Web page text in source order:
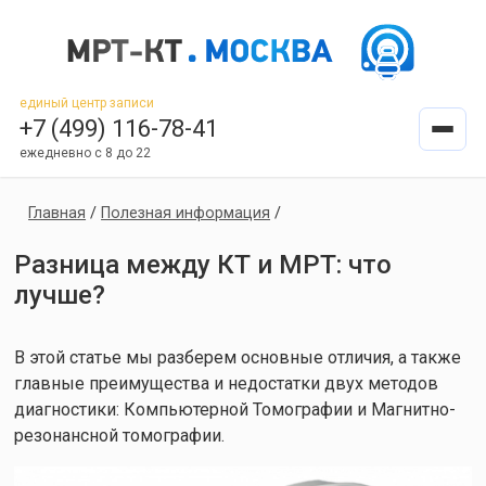
единый центр записи
+7 (499) 116-78-41
ежедневно с 8 до 22
Главная / Полезная информация /
Разница между КТ и МРТ: что
лучше?
В этой статье мы разберем основные отличия, а также
главные преимущества и недостатки двух методов
диагностики: Компьютерной Томографии и Магнитно-
резонансной томографии.